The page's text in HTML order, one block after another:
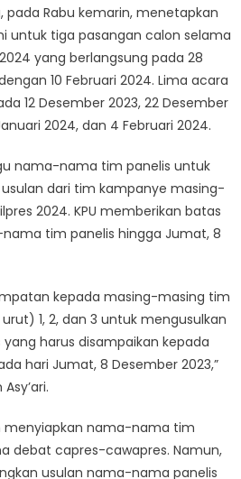
pada Rabu kemarin, menetapkan
untuk tiga pasangan calon selama
yang berlangsung pada 28
10 Februari 2024. Lima acara
12 Desember 2023, 22 Desember
2024, dan 4 Februari 2024.
nama-nama tim panelis untuk
dari tim kampanye masing-
2024. KPU memberikan batas
tim panelis hingga Jumat, 8
kepada masing-masing tim
1, 2, dan 3 untuk mengusulkan
harus disampaikan kepada
hari Jumat, 8 Desember 2023,”
menyiapkan nama-nama tim
debat capres-cawapres. Namun,
usulan nama-nama panelis